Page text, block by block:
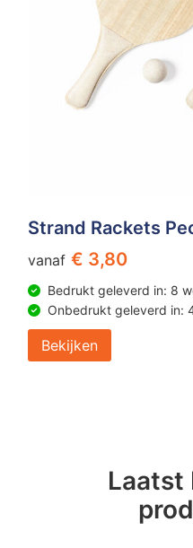
Strand Rackets
vanaf € 3,80
Bedrukt geleverd in: 8
Onbedrukt geleverd in:
Bekijken
Laatst